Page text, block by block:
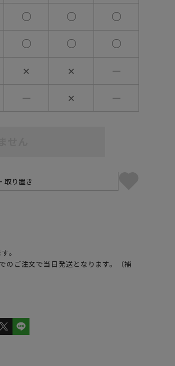
✕ ✕ ―
― ✕ ―
。
のご注文で当日発送となります。（補